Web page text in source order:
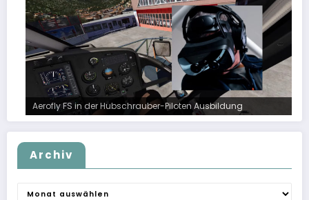
Aerofly FS in der Hubschrauber-Piloten Ausbildung
Archiv